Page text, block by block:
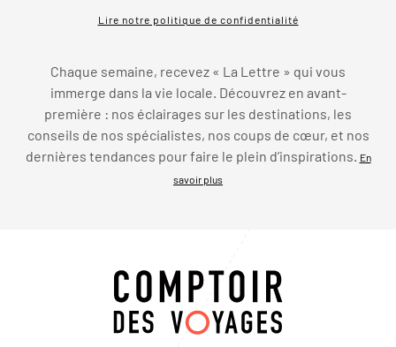
Lire notre politique de confidentialité
Chaque semaine, recevez « La Lettre » qui vous
immerge dans la vie locale. Découvrez en avant-
première : nos éclairages sur les destinations, les
conseils de nos spécialistes, nos coups de cœur, et nos
dernières tendances pour faire le plein d’inspirations.
En
savoir plus